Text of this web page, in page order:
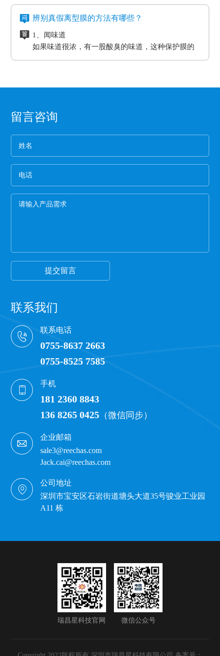
格上也会有很大的差异。
六、注意离型膜的使用范围
企业选购离型膜的主要目的就是为了满足产品的
生产需要，所以一定要根据离型膜的使用范围来
进行选择，要确保能够符合企业产品的生产要
用。
在模板和热压板之间，起到均匀传递热压板工作温
度和工作压力的作用。而且使用缓冲垫还可以使纸
的效果。另外硅胶缓冲垫还可以保护模板、弥补压
板误差保证热压机的正常工作。
在耐高温胶带的基材分很多种（PET,聚酰亚胺）
硅胶的胶水跟硅油离型膜同属矽利康的类别，时
间长了会产生各方面的反应就是贴死。
等；模切加工成其它任何形状，用于一些特殊用
氟素离型膜的特点：
耐湿性，防潮、防油，起到产品的隔离作用。
二、良好的耐高温性能、平滑度和强度。
三、氟塑离型膜可以防止预浸料粘连，又可以保
辨别真假离型膜的方法有哪些？
1、闻味道
如果味道很浓，有一股酸臭的味道，这种保护膜的
保持力非常差。
保护膜按照常规就应该卷得整齐，这样的保护膜没
概率非常高,强度差。
膜硬的保护膜一般都比较次，而且由于膜厚，实际
米数会减少。好的保护膜所选用的薄膜都比较柔
联系我们
联系电话
0755-8637 2663
0755-8525 7585
手机
181 2360 8843
136 8265 0425 （微信同步）
企业邮箱
sale3@reechas.com
Jack.cai@reechas.com
公司地址
深圳市宝安区石岩街道塘头大道35号骏业工业园
A11 栋
留言咨询
提交留言
瑞昌星科技官网 微信公众号